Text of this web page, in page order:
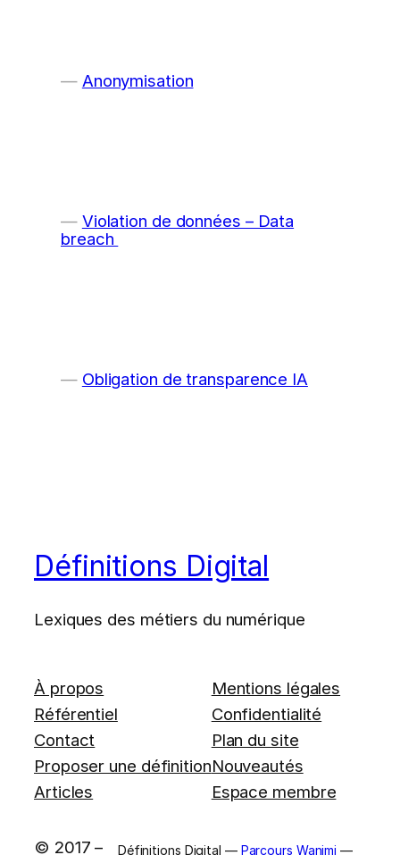
Anonymisation
Violation de données – Data
breach
Obligation de transparence IA
Définitions Digital
Lexiques des métiers du numérique
À propos
Référentiel
Contact
Proposer une définition
Articles
Mentions légales
Confidentialité
Plan du site
Nouveautés
Espace membre
© 2017 – Définitions Digital — Parcours Wanimi —